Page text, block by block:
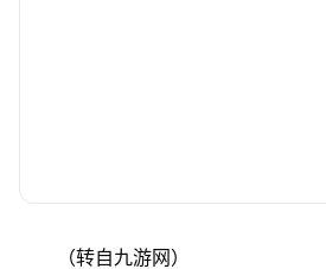
（转自九游网）